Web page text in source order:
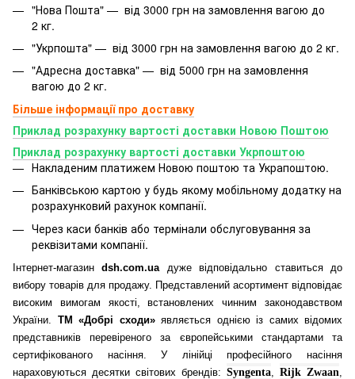
"Нова Пошта" — від 3000 грн на замовлення вагою до
2 кг.
"Укрпошта" — від 3000 грн на замовлення вагою до 2 кг.
"Адресна доставка" — від 5000 грн на замовлення
вагою до 2 кг.
Більше інформації про доставку
Приклад розрахунку вартості доставки Новою Поштою
Приклад розрахунку вартості доставки Укрпоштою
Накладеним платижем Новою поштою та Украпоштою.
Банківською картою у будь якому мобільному додатку на
розрахунковий рахунок компанії.
Через каси банків або термінали обслуговування за
реквізитами компанії.
Інтернет-магазинdsh.com.ua дуже відповідально ставиться до
вибору товарів для продажу. Представлений асортимент відповідає
високим вимогам якості, встановлених чинним законодавством
України. ТМ «Добрі сходи»являється однією із самих відомих
представників перевіреного за європейськими стандартами та
сертифікованого насіння. У лінійці професійного насіння
нараховуються десятки світових брендів: Syngenta Rijk Zwaan